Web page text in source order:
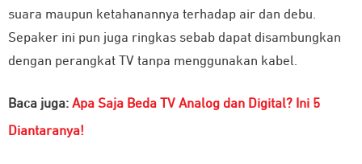
suara maupun ketahanannya terhadap air dan debu.
Sepaker ini pun juga ringkas sebab dapat disambungkan
dengan perangkat TV tanpa menggunakan kabel.
Baca juga: Apa Saja Beda TV Analog dan Digital? Ini 5
Diantaranya!